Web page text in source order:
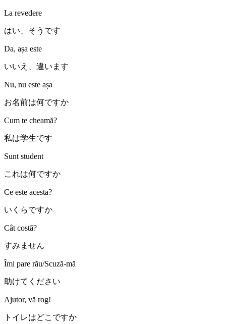
La revedere
はい、そうです
Da, așa este
いいえ、違います
Nu, nu este așa
お名前は何ですか
Cum te cheamă?
私は学生です
Sunt student
これは何ですか
Ce este acesta?
いくらですか
Cât costă?
すみません
Îmi pare rău/Scuză-mă
助けてください
Ajutor, vă rog!
トイレはどこですか